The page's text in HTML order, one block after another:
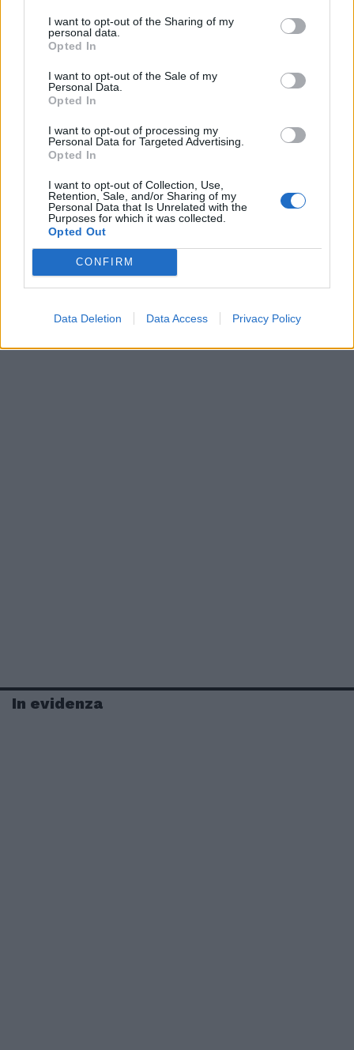
I want to opt-out of the Sharing of my
personal data.
Opted In
I want to opt-out of the Sale of my
Personal Data.
Opted In
I want to opt-out of processing my
Personal Data for Targeted Advertising.
Opted In
I want to opt-out of Collection, Use,
Retention, Sale, and/or Sharing of my
Personal Data that Is Unrelated with the
Purposes for which it was collected.
Opted Out
CONFIRM
Data Deletion Data Access Privacy Policy
da gatta: per realizzarlo, Ilaria ci svela un
trucchetto da makeup artist dedicato a chi
di un truccatore esperto ma desidera
ugualmente un effetto grafico, senza
per poi accendere lo sguardo: stendiamo due
pezzetti di scotch partendo dall'angolo
del sopracciglio, da entrambi i lati. In questo
modo la linea dell'ombretto sarà nettissima e
l'effetto occhi di gatto assicurato!
In evidenza